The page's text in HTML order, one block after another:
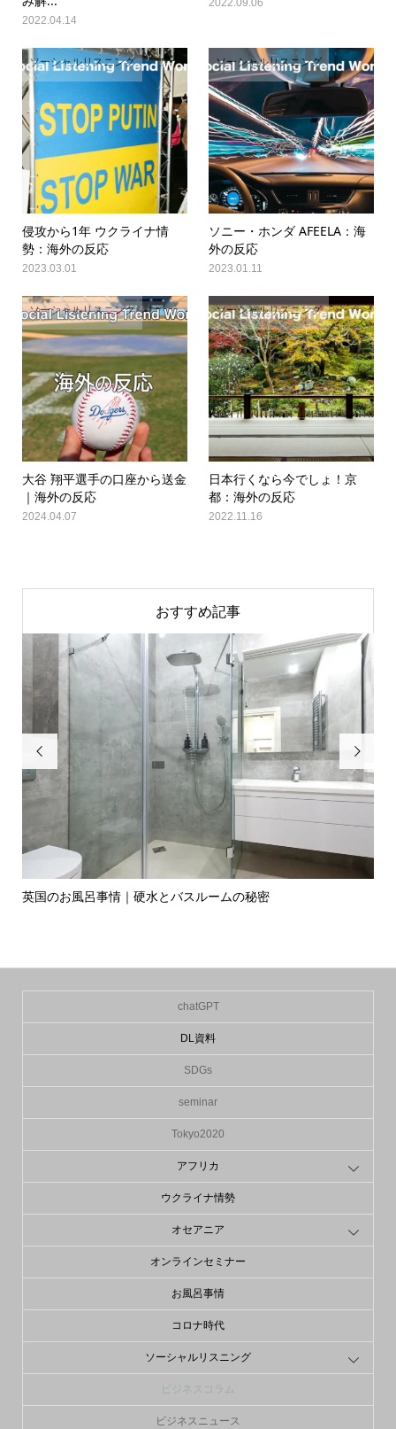
2022.04.14
2022.09.06
ソーシャルリスニング
侵攻から1年 ウクライナ情
勢：海外の反応
2023.03.01
ソーシャルリスニング
ソニー・ホンダ AFEELA：海
外の反応
2023.01.11
ソーシャルリスニング
大谷 翔平選手の口座から送金
｜海外の反応
2024.04.07
ソーシャルリスニング
日本行くなら今でしょ！京
都：海外の反応
2022.11.16
おすすめ記事

英国のお風呂事情｜硬水とバスルームの秘密

chatGPT
DL資料
SDGs
seminar
Tokyo2020
アフリカ
ウクライナ情勢
オセアニア
オンラインセミナー
お風呂事情
コロナ時代
ソーシャルリスニング
ビジネスコラム
ビジネスニュース